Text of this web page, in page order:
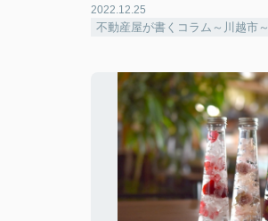
2022.12.25
不動産屋が書くコラム～川越市～